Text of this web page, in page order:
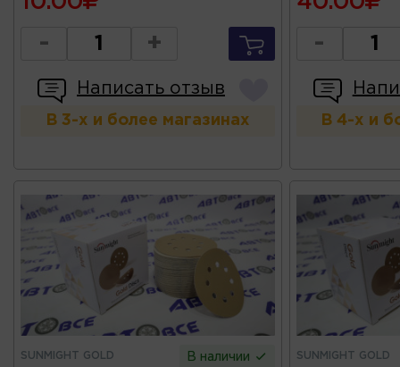
- +
Написать отзыв
В 3-х и более магазинах
-
В 4-х и
SUNMIGHT GOLD В наличии SUNMIGHT GOLD